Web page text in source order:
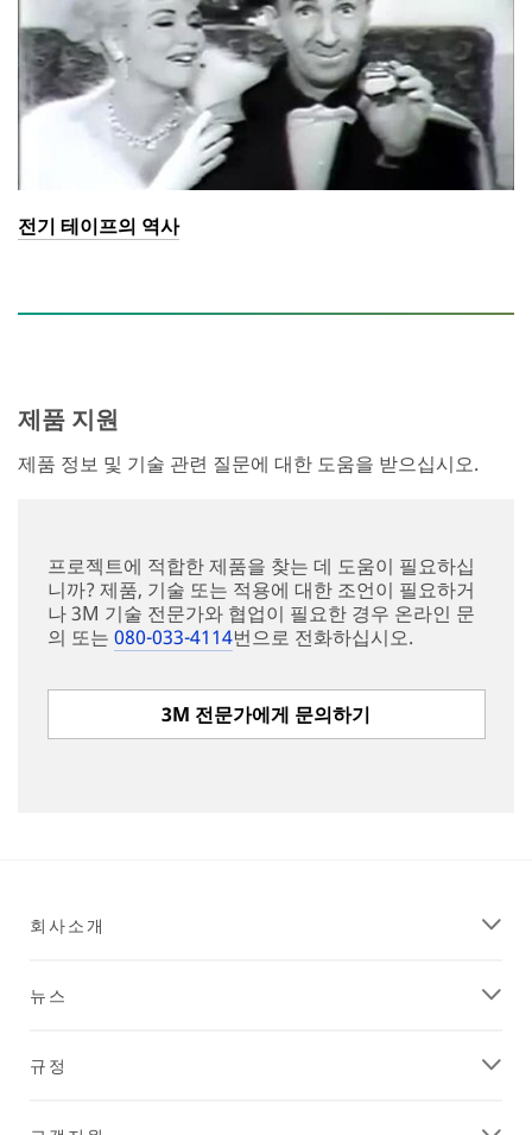
전기 테이프의 역사
제품 지원
제품 정보 및 기술 관련 질문에 대한 도움을 받으십시오.
프로젝트에 적합한 제품을 찾는 데 도움이 필요하십
니까? 제품, 기술 또는 적용에 대한 조언이 필요하거
나 3M 기술 전문가와 협업이 필요한 경우 온라인 문
의 또는 080-033-4114번으로 전화하십시오.
3M 전문가에게 문의하기
회사소개
뉴스
규정